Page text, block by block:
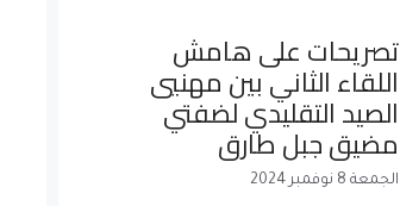
تصريحات على هامش
اللقاء الثاني بين مهنيي
الصيد التقليدي لضفتي
مضيق جبل طارق
الجمعة 8 نوفمبر 2024